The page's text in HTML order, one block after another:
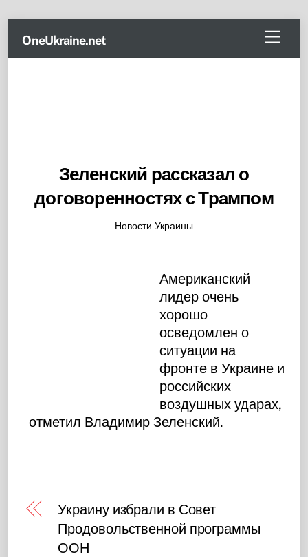
content
Menu
OneUkraine.net
Зеленский рассказал о
договоренностях с Трампом
Новости Украины
Американский
лидер очень
хорошо
осведомлен о
ситуации на
фронте в Украине и
российских
воздушных ударах,
отметил Владимир Зеленский.
Украину избрали в Совет
Продовольственной программы
ООН